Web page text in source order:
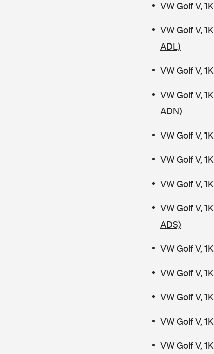
VW Golf V,
VW Golf V,
ADL)
VW Golf V,
VW Golf V,
ADN)
VW Golf V,
VW Golf V,
VW Golf V,
VW Golf V,
ADS)
VW Golf V,
VW Golf V,
VW Golf V,
VW Golf V,
VW Golf V,